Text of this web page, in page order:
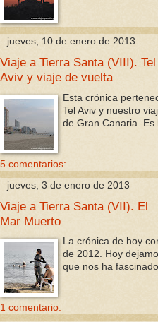
jueves, 10 de enero de 2013
Viaje a Tierra Santa (VIII). Tel
Aviv y viaje de vuelta
Esta crónica
Tel Aviv y nuestro
de Gran Canaria. Es
5 comentarios:
jueves, 3 de enero de 2013
Viaje a Tierra Santa (VII). El
Mar Muerto
La crónica de hoy
de 2012. Hoy
que nos ha
1 comentario: